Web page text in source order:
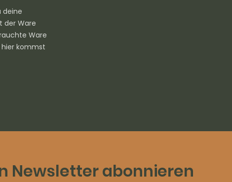
deine
der Ware
Ware
kommst
Newsletter abonnieren